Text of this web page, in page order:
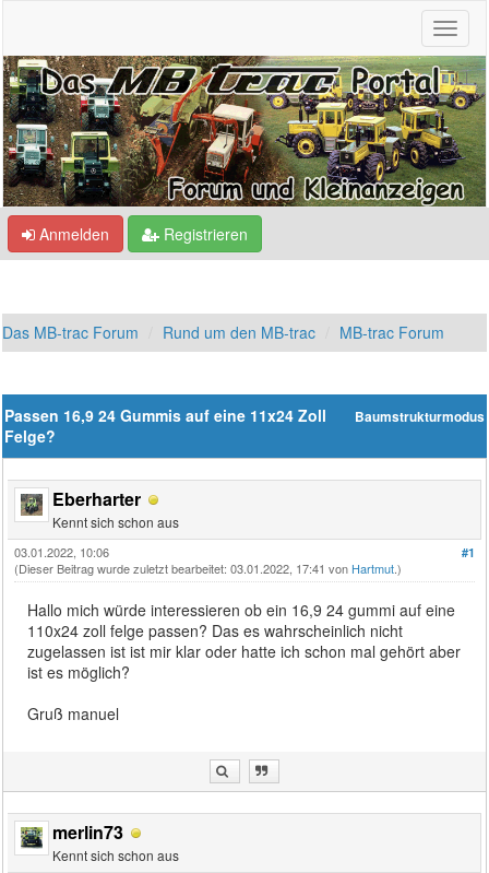
Anmelden Registrieren
Das MB-trac Forum Rund um den MB-trac MB-trac Forum
Baumstrukturmodus
Passen 16,9 24 Gummis auf eine 11x24 Zoll
Felge?
Eberharter
Kennt sich schon aus
#1
03.01.2022, 10:06
(Dieser Beitrag wurde zuletzt bearbeitet: 03.01.2022, 17:41 von Hartmut.)
Hallo mich würde interessieren ob ein 16,9 24 gummi auf eine
110x24 zoll felge passen? Das es wahrscheinlich nicht
zugelassen ist ist mir klar oder hatte ich schon mal gehört aber
ist es möglich?
Gruß manuel
merlin73
Kennt sich schon aus